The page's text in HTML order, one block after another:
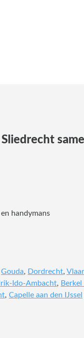
handymans
Gouda, Dordrecht,
Ido-Ambacht,
, Capelle aan den IJssel